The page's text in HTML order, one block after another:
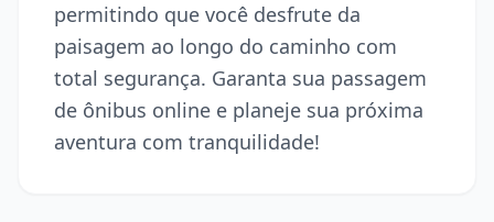
permitindo que você desfrute da
paisagem ao longo do caminho com
total segurança. Garanta sua passagem
de ônibus online e planeje sua próxima
aventura com tranquilidade!